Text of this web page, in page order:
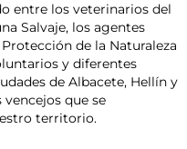
entre los veterinarios del
Salvaje, los agentes
de la Naturaleza
y diferentes
de Albacete, Hellín y
que se
territorio.